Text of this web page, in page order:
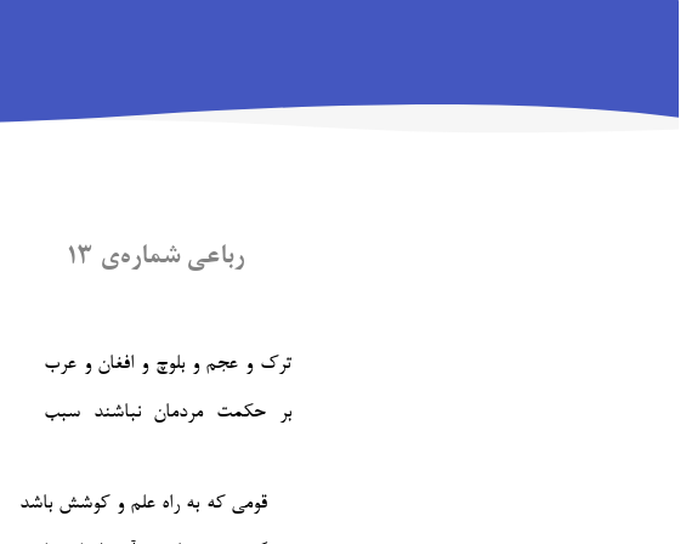
رباعی شماره‌ی ۱۳
ترک و عجم و بلوچ و افغان و عرب
بر حکمت مردمان نباشند سبب
قومی که به راه علم و کوشش باشد